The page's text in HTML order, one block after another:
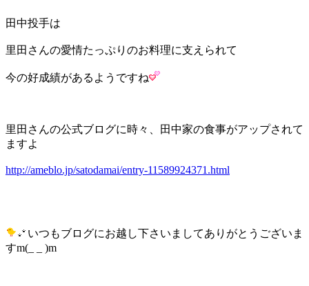
田中投手は
里田さんの愛情たっぷりのお料理に支えられて
今の好成績があるようですね
里田さんの公式ブログに時々、田中家の食事がアップされて
ますよ
http://ameblo.jp/satodamai/entry-11589924371.html
いつもブログにお越し下さいましてありがとうございま
すm(_ _ )m